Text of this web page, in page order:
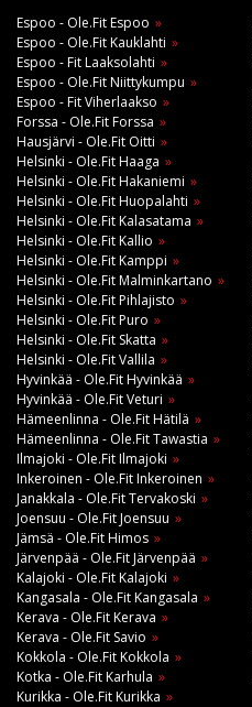
Espoo - Ole.Fit Espoo
Espoo - Ole.Fit Kauklahti
Espoo - Fit Laaksolahti
Espoo - Ole.Fit Niittykumpu
Espoo - Fit Viherlaakso
Forssa - Ole.Fit Forssa
Hausjärvi - Ole.Fit Oitti
Helsinki - Ole.Fit Haaga
Helsinki - Ole.Fit Hakaniemi
Helsinki - Ole.Fit Huopalahti
Helsinki - Ole.Fit Kalasatama
Helsinki - Ole.Fit Kallio
Helsinki - Ole.Fit Kamppi
Helsinki - Ole.Fit Malminkartano
Helsinki - Ole.Fit Pihlajisto
Helsinki - Ole.Fit Puro
Helsinki - Ole.Fit Skatta
Helsinki - Ole.Fit Vallila
Hyvinkää - Ole.Fit Hyvinkää
Hyvinkää - Ole.Fit Veturi
Hämeenlinna - Ole.Fit Hätilä
Hämeenlinna - Ole.Fit Tawastia
Ilmajoki - Ole.Fit Ilmajoki
Inkeroinen - Ole.Fit Inkeroinen
Janakkala - Ole.Fit Tervakoski
Joensuu - Ole.Fit Joensuu
Jämsä - Ole.Fit Himos
Järvenpää - Ole.Fit Järvenpää
Kalajoki - Ole.Fit Kalajoki
Kangasala - Ole.Fit Kangasala
Kerava - Ole.Fit Kerava
Kerava - Ole.Fit Savio
Kokkola - Ole.Fit Kokkola
Kotka - Ole.Fit Karhula
Kurikka - Ole.Fit Kurikka